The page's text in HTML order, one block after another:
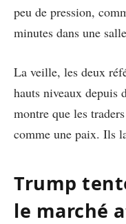
peu de pression,
minutes dans une
La veille, les deux
hauts niveaux depuis
montre que les
comme une paix. Ils
Trump
le marché